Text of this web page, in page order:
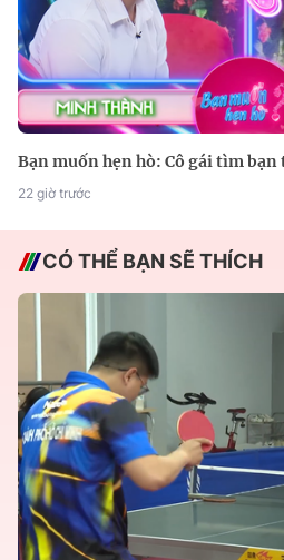
Bạn muốn hẹn hò: Cô gái tìm
22 giờ trước
CÓ THỂ BẠN SẼ THÍCH